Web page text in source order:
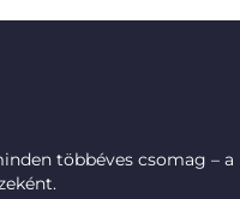
többéves csomag – a